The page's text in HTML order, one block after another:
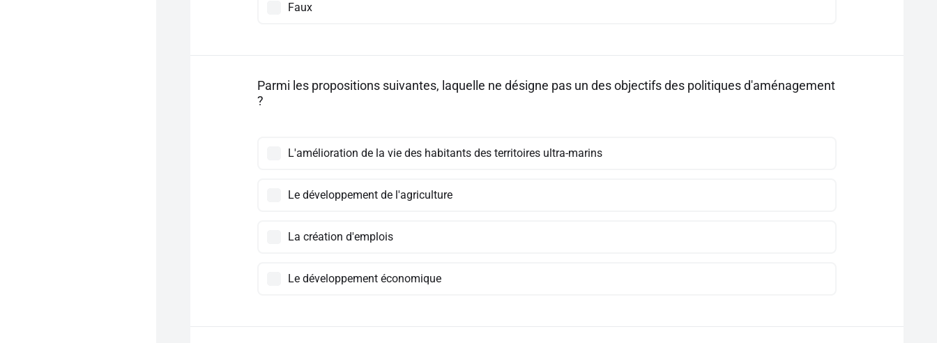
Faux
Parmi les propositions suivantes, laquelle ne désigne pas un des objectifs des politiques d'aménagement
?
L'amélioration de la vie des habitants des territoires ultra-marins
Le développement de l'agriculture
La création d'emplois
Le développement économique